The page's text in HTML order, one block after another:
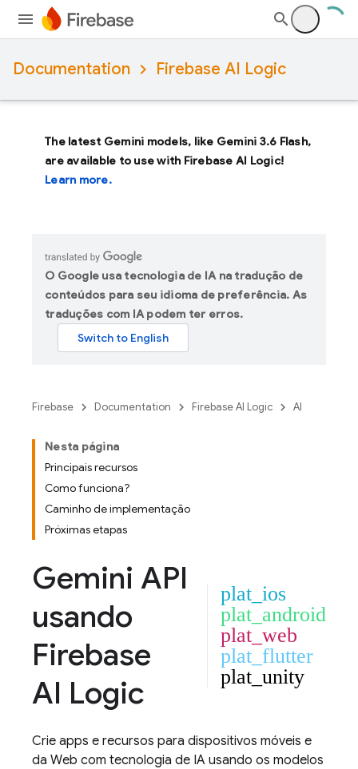
Documentation Firebase AI Logic
The latest Gemini models, like Gemini 3.6 Flash,
are available to use with Firebase AI Logic!
Learn more.
O Google usa tecnologia de IA na tradução de
conteúdos para seu idioma de preferência. As
traduções com IA podem ter erros.
Firebase Documentation Firebase AI Logic AI
Nesta página
Principais recursos
Como funciona?
Caminho de implementação
Próximas etapas
Gemini API
usando
Firebase
AI Logic
plat_ios
plat_android
plat_web
plat_flutter
plat_unity
Crie apps e recursos para dispositivos móveis e
da Web com tecnologia de IA usando os modelos